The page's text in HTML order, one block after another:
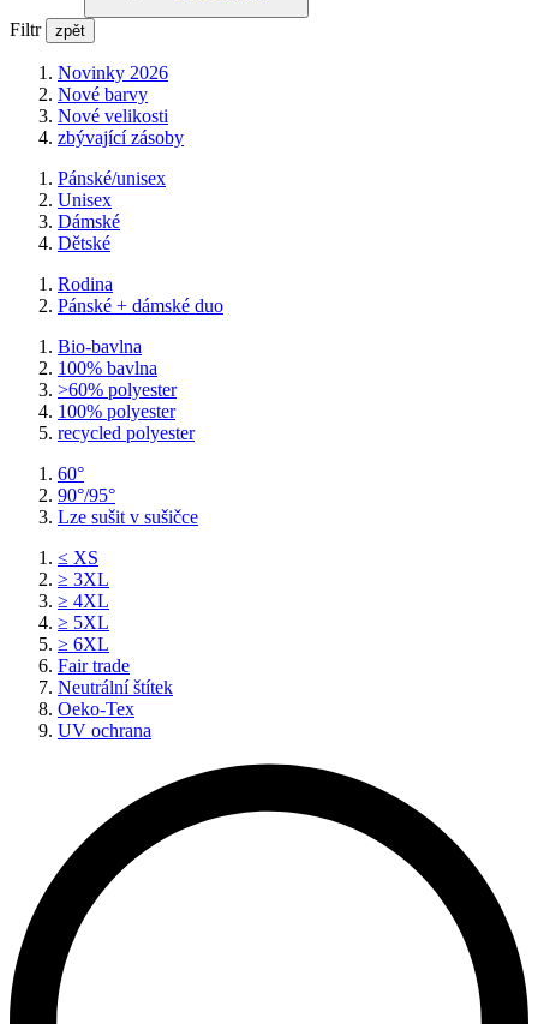
Filtr zpět
Novinky 2026
Nové barvy
Nové velikosti
zbývající zásoby
Pánské/unisex
Unisex
Dámské
Dětské
Rodina
Pánské + dámské duo
Bio-bavlna
100% bavlna
>60% polyester
100% polyester
recycled polyester
60°
90°/95°
Lze sušit v sušičce
≤ XS
≥ 3XL
≥ 4XL
≥ 5XL
≥ 6XL
Fair trade
Neutrální štítek
Oeko-Tex
UV ochrana